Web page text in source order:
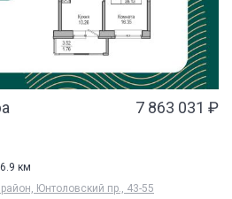
7 863 031 ₽
6.9 км
Юнтоловский пр., 43-55